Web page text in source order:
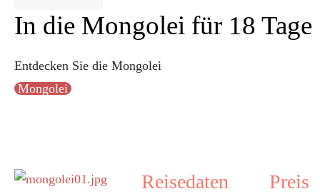
In die Mongolei für 18 Tage
Entdecken Sie die Mongolei
Mongolei
Reisedaten Preis